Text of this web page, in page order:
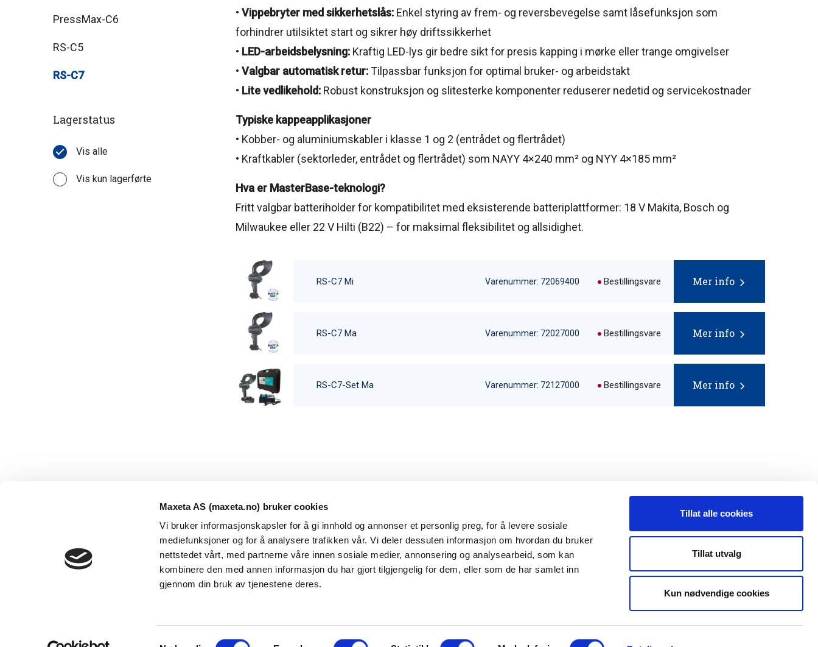
Maxeta AS (maxeta.no) bruker cookies
Vi bruker informasjonskapsler for å gi innhold og annonser et personlig preg, for å levere sosiale
mediefunksjoner og for å analysere trafikken vår. Vi deler dessuten informasjon om hvordan du bruker
nettstedet vårt, med partnerne våre innen sosiale medier, annonsering og analysearbeid, som kan
kombinere den med annen informasjon du har gjort tilgjengelig for dem, eller som de har samlet inn
gjennom din bruk av tjenestene deres.
Tillat alle cookies
Tillat utvalg
Kun nødvendige cookies
PressMax-C6
RS-C5
RS-C7
Lagerstatus
Vis alle
Vis kun lagerførte
• Vippebryter med sikkerhetslås: Enkel styring av frem- og reversbevegelse samt låsefunksjon som
forhindrer utilsiktet start og sikrer høy driftssikkerhet
• LED-arbeidsbelysning: Kraftig LED-lys gir bedre sikt for presis kapping i mørke eller trange omgivelser
• Valgbar automatisk retur:Tilpassbar funksjon for optimal bruker- og arbeidstakt
• Lite vedlikehold: Robust konstruksjon og slitesterke komponenter reduserer nedetid og servicekostnader
Typiske kappeapplikasjoner
• Kobber- og aluminiumskabler i klasse 1 og 2 (entrådet og flertrådet)
• Kraftkabler (sektorleder, entrådet og flertrådet) som NAYY 4×240 mm² og NYY 4×185 mm²
Hva er MasterBase-teknologi?
Fritt valgbar batteriholder for kompatibilitet med eksisterende batteriplattformer: 18 V Makita, Bosch og
Milwaukee eller 22 V Hilti (B22) – for maksimal fleksibilitet og allsidighet.
RS-C7 Mi Varenummer: 72069400 Bestillingsvare Mer info
RS-C7 Ma Varenummer: 72027000 Bestillingsvare Mer info
RS-C7-Set Ma Varenummer: 72127000 Bestillingsvare Mer info
Maxeta AS har forsynt Norge med elektro-tekniske
© 2026 Maxeta AS. Alle rettigheter reservert.
Hovedkontor
Maxeta AS
Kontakt oss
Telefon:+47 35 91 40 00
Leveranseområder
Elektroinstallasjon
Elforsyning